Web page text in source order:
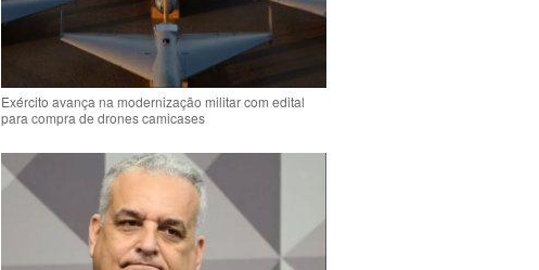
Exército avança na modernização militar com edital
para compra de drones camicases